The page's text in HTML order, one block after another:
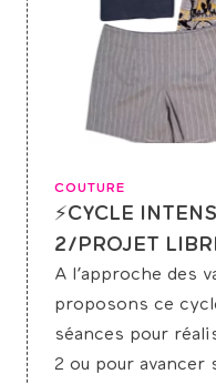
COUTURE
⚡CYCLE
2/PROJET
A l’approche des
proposons ce
séances pour
2 ou pour